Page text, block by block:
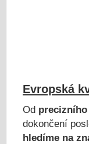
Evropská
Od
dokončení
hledíme na